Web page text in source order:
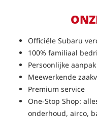
Officiële Subaru
100% familiaal
Persoonlijke aanpak
Meewerkende
Premium service
One-Stop Shop:
onderhoud, airco,